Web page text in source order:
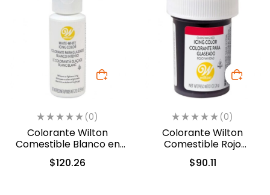
(0)
Colorante Wilton
Comestible Blanco en
Gel 56.7gr. (603-1236)
$120.26
(0)
Colorante Wilton
Comestible Rojo
Navidad/Christmas Red
28.3gr. (04-0-0042)
$90.11